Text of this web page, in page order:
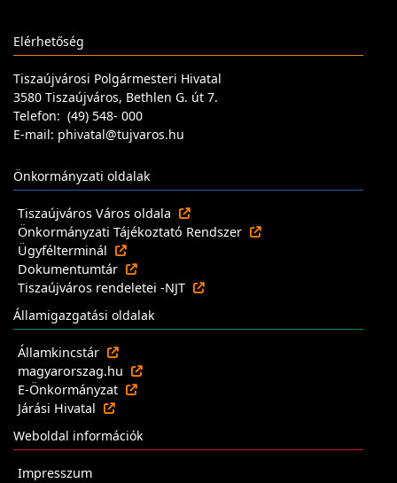
Elérhetőség
Tiszaújvárosi Polgármesteri Hivatal
3580 Tiszaújváros, Bethlen G. út 7.
Telefon: (49) 548- 000
E-mail: phivatal@tujvaros.hu
Önkormányzati oldalak
Tiszaújváros Város oldala
Önkormányzati Tájékoztató Rendszer
Ügyfélterminál
Dokumentumtár
Tiszaújváros rendeletei -NJT
Államigazgatási oldalak
Államkincstár
magyarorszag.hu
E-Önkormányzat
Járási Hivatal
Weboldal információk
Impresszum